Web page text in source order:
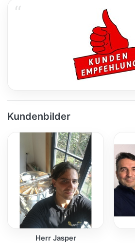
Kundenbilder
Herr Jasper